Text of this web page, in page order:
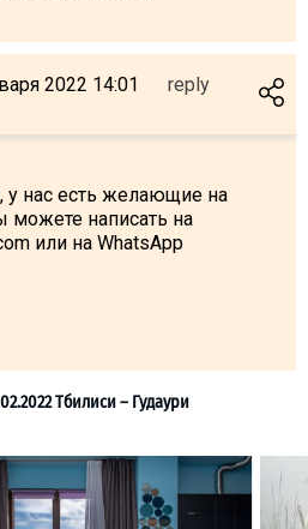
2022 14:01 reply
нас есть желающие на
можете написать на
или на WhatsApp